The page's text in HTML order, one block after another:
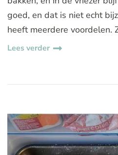
goed, en dat is niet echt
heeft meerdere voordelen.
Lees verder